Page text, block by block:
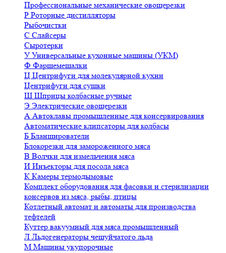
Профессиональные механические овощерезки
Р Роторные дистилляторы
Рыбочистки
С Слайсеры
Сыротерки
У Универсальные кухонные машины (УКМ)
Ф Фаршемешалки
Ц Центрифуги для молекулярной кухни
Центрифуги для сушки
Ш Шприцы колбасные ручные
Э Электрические овощерезки
А Автоклавы промышленные для консервирования
Автоматические клипсаторы для колбасы
Б Бланширователи
Блокорезки для замороженного мяса
В Волчки для измельчения мяса
И Инъекторы для посола мяса
К Камеры термодымовые
Комплект оборудования для фасовки и стерилизации
консервов из мяса, рыбы, птицы
Котлетный автомат и автоматы для производства
тефтелей
Куттер вакуумный для мяса промышленный
Л Льдогенераторы чешуйчатого льда
М Машины укупорочные